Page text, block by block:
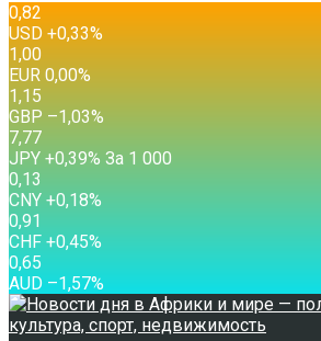
0,82
USD +0,33%
1,00
EUR 0,00%
1,15
GBP –1,03%
7,77
JPY +0,39% За 1 000
0,13
CNY +0,18%
0,91
CHF +0,45%
0,65
AUD –1,57%